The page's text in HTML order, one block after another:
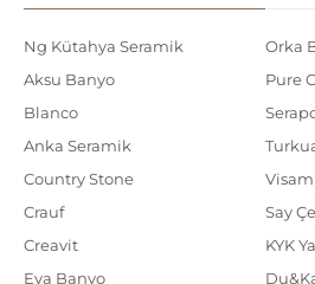
Ng Kütahya Seramik
Aksu Banyo
Blanco
Anka Seramik
Country Stone
Crauf
Creavit
Eva Banyo
Orka
Pure
Visam
Say
KYK